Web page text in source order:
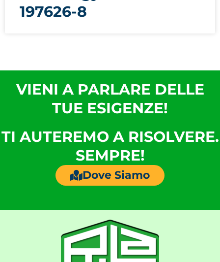
197626-8
VIENI A PARLARE DELLE
TUE ESIGENZE!
TI AUTEREMO A RISOLVERE.
SEMPRE!
Dove Siamo